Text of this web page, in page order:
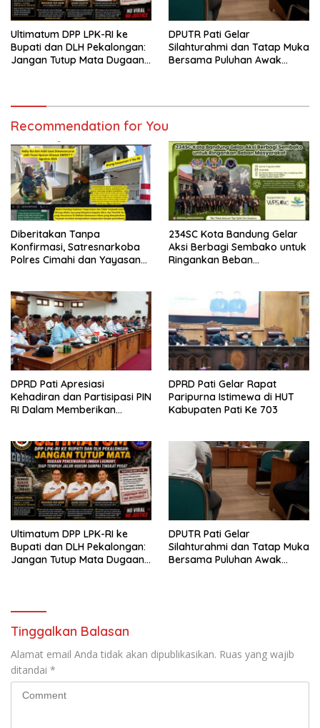
Ultimatum DPP LPK-RI ke
Bupati dan DLH Pekalongan:
Jangan Tutup Mata Dugaan
DPUTR Pati Gelar
Silahturahmi dan Tatap Muka
Bersama Puluhan Awak
Recommendation for You
Diberitakan Tanpa
Konfirmasi, Satresnarkoba
Polres Cimahi dan Yayasan
234SC Kota Bandung Gelar
Aksi Berbagi Sembako untuk
Ringankan Beban
DPRD Pati Apresiasi
Kehadiran dan Partisipasi PIN
RI Dalam Memberikan
DPRD Pati Gelar Rapat
Paripurna Istimewa di HUT
Kabupaten Pati Ke 703
Ultimatum DPP LPK-RI ke
Bupati dan DLH Pekalongan:
Jangan Tutup Mata Dugaan
DPUTR Pati Gelar
Silahturahmi dan Tatap Muka
Bersama Puluhan Awak
Tinggalkan Balasan
Alamat email Anda tidak akan dipublikasikan. Ruas yang wajib
ditandai *